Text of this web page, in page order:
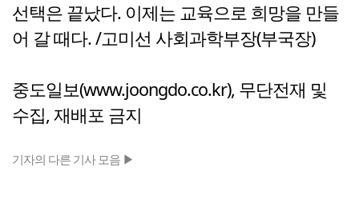
선택은 끝났다. 이제는 교육으로 희망을 만들
어 갈 때다. /고미선 사회과학부장(부국장)
중도일보(www.joongdo.co.kr), 무단전재 및
수집, 재배포 금지
기자의 다른 기사 모음 ▶